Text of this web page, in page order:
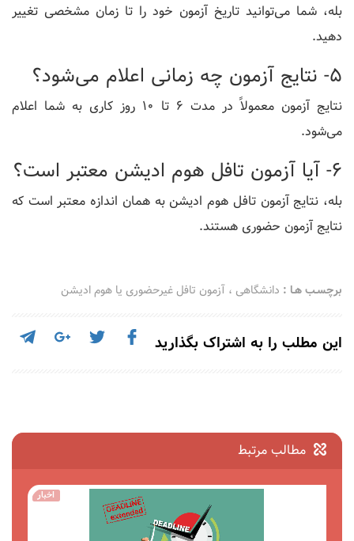
بله، شما می‌توانید تاریخ آزمون خود را تا زمان مشخصی تغییر
دهید.
5- نتایج آزمون چه زمانی اعلام می‌شود؟
نتایج آزمون معمولاً در مدت 6 تا 10 روز کاری به شما اعلام
می‌شود.
6- آیا آزمون تافل هوم ادیشن معتبر است؟
بله، نتایج آزمون تافل هوم ادیشن به همان اندازه معتبر است که
نتایج آزمون حضوری هستند.
برچسـب هـا : دانشگاهی ، آزمون تافل غیرحضوری یا هوم ادیشن
این مطلب را به اشتراک بگذارید
مطالب مرتبط
مقالات